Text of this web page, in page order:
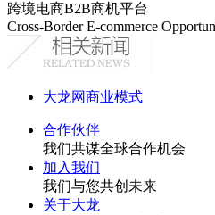
跨境电商B2B商机平台
Cross-Border E-commerce
大龙网商业模式
合作伙伴
我们共谋全球合作机会
加入我们
我们与您共创未来
关于大龙